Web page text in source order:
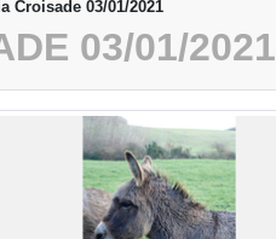
Croisade 03/01/2021
03/01/2021